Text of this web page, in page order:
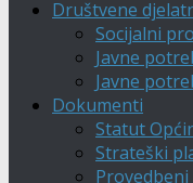
Društvene
Socijalni
Javne
Javne
Dokumenti
Statut
Strateški